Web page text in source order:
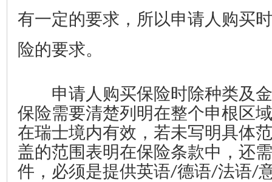
有一定的要求，所以申请人购买
险的要求。
申请人购买保险时除种类及金
保险需要清楚列明在整个申根区
在瑞士境内有效，若未写明具体
盖的范围表明在保险条款中，还
件，必须是提供英语/德语/法语/